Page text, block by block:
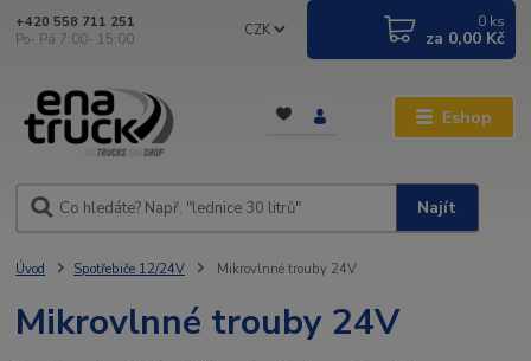
Eshop
CZK
Najít
+420 558 711 251
Po- Pá 7:00- 15:00
0 ks
za 0,00 Kč
Úvod Spotřebiče 12/24V Mikrovlnné trouby 24V
Mikrovlnné trouby 24V